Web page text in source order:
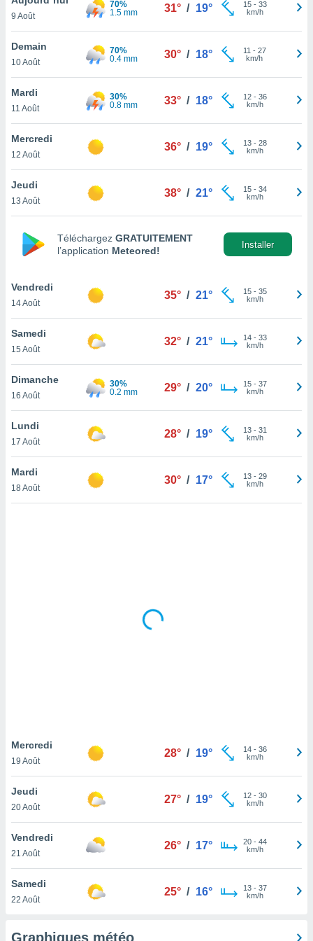
et
»,
au
vous
qu'ils
ou
le
ainsi
un
la
du
votre
à
en
le
notre
que
et que
9 Août
70%
1.5 mm
31° / 19° 15- 33
km/h
Demain
10 Août
70%
0.4 mm
30° / 18° 11 - 27
km/h
Mardi
11 Août
30%
0.8 mm
33° / 18° 12- 36
km/h
Mercredi
12 Août
36° / 19° 13- 28
km/h
Jeudi
13 Août
38° / 21° 15- 34
km/h
Téléchargez GRATUITEMENT
l’application Meteored!
Installer
Vendredi
14 Août
35° / 21° 15- 35
km/h
Samedi
15 Août
32° / 21° 14- 33
km/h
Dimanche
16 Août
30%
0.2 mm
29° / 20° 15- 37
km/h
Lundi
17 Août
28° / 19° 13- 31
km/h
Mardi
18 Août
30° / 17° 13- 29
km/h
Mercredi
19 Août
28° / 19° 14- 36
km/h
Jeudi
20 Août
27° / 19° 12- 30
km/h
Vendredi
21 Août
26° / 17° 20- 44
km/h
Samedi
22 Août
25° / 16° 13- 37
km/h
Graphiques météo